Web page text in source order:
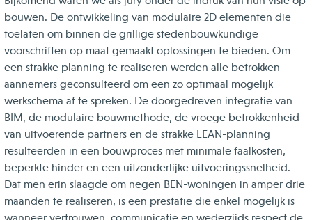
bouwen. De ontwikkeling van modulaire 2D elementen die
toelaten om binnen de grillige stedenbouwkundige
voorschriften op maat gemaakt oplossingen te bieden. Om
een strakke planning te realiseren werden alle betrokken
aannemers geconsulteerd om een zo optimaal mogelijk
werkschema af te spreken. De doorgedreven integratie van
BIM, de modulaire bouwmethode, de vroege betrokkenheid
van uitvoerende partners en de strakke LEAN-planning
resulteerden in een bouwproces met minimale faalkosten,
beperkte hinder en een uitzonderlijke uitvoeringssnelheid.
Dat men erin slaagde om negen BEN-woningen in amper drie
maanden te realiseren, is een prestatie die enkel mogelijk is